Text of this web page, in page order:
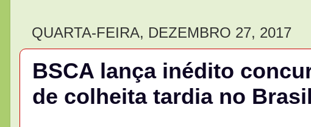
QUARTA-FEIRA, DEZEMBRO 27, 2017
BSCA lança inédito
de colheita tardia no Brasil